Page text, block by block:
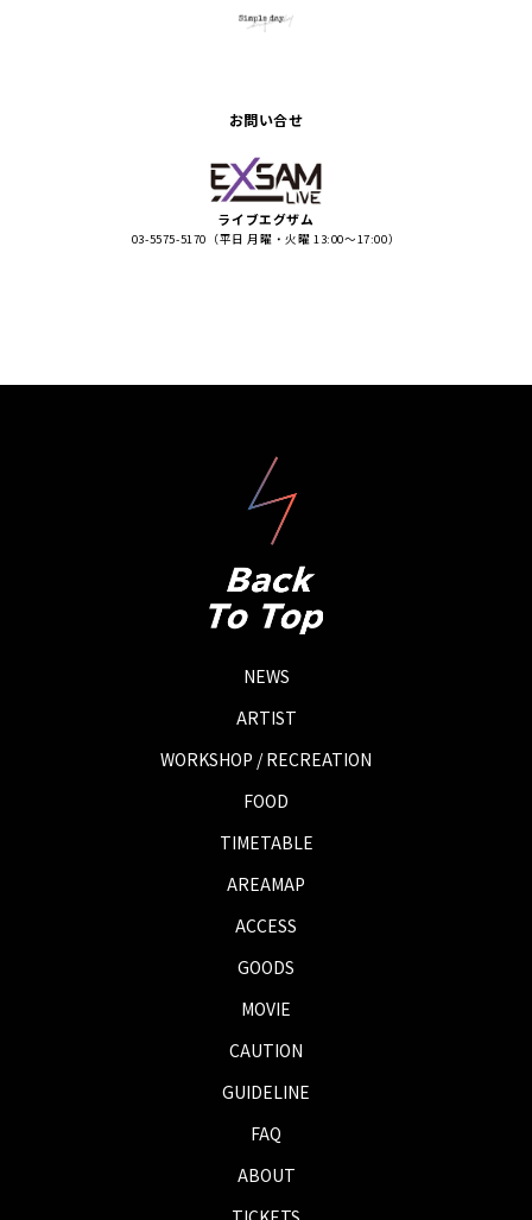
お問い合せ
ライブエグザム
03-5575-5170（平日 月曜・火曜 13:00〜17:00）
NEWS
ARTIST
WORKSHOP / RECREATION
FOOD
TIMETABLE
AREAMAP
ACCESS
GOODS
MOVIE
CAUTION
GUIDELINE
FAQ
ABOUT